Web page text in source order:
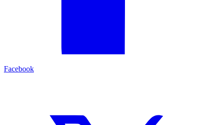
Facebook